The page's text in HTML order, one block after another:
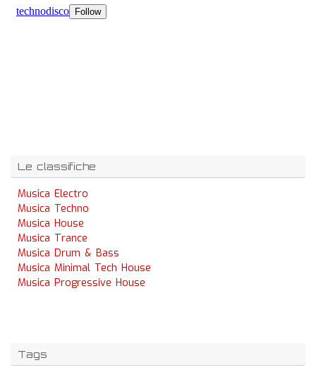
Le classifiche
Musica Electro
Musica Techno
Musica House
Musica Trance
Musica Drum & Bass
Musica Minimal Tech House
Musica Progressive House
Tags